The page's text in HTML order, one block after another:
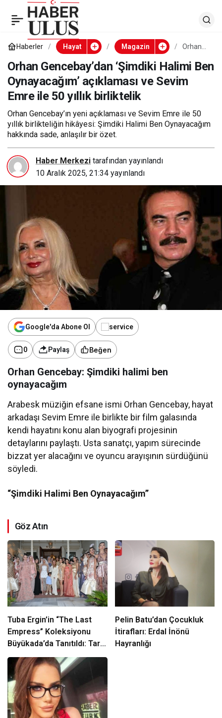
Haberler Hayat Magazin
Orhan
ay’dan
‘Şimdiki
Halimi
Ben
açıklam
ası ve
Sevim
birliktelik
Orhan Gencebay’dan ‘Şimdiki Halimi Ben
Oynayacağım’ açıklaması ve Sevim
Emre ile 50 yıllık birliktelik
Orhan Gencebay’ın yeni açıklaması ve Sevim Emre ile 50
yıllık birlikteliğin hikâyesi: Şimdiki Halimi Ben Oynayacağım
hakkında sade, anlaşılır bir özet.
Haber Merkezi tarafından yayınlandı
10 Aralık 2025, 21:34 yayınlandı
Google'da Abone Ol
0 Paylaş Beğen
Orhan Gencebay: Şimdiki halimi ben
oynayacağım
Arabesk müziğin efsane ismi Orhan Gencebay, hayat
arkadaşı Sevim Emre ile birlikte bir film galasında
kendi hayatını konu alan biyografi projesinin
detaylarını paylaştı. Usta sanatçı, yapım sürecinde
bizzat yer alacağını ve oyuncu arayışının sürdüğünü
söyledi.
“Şimdiki Halimi Ben Oynayacağım”
Göz Atın
Tuba Ergin’in “The Last
Empress” Koleksiyonu
Büyükada’da Tanıtıldı: Tarih
ve Zarafet Buluştu
Pelin Batu’dan Çocukluk
İtirafları: Erdal İnönü
Hayranlığı
Orhan Gencebay’dan
‘Şimdiki Halimi Ben
Oynayacağım’
açıklaması ve Sevim
Emre ile 50 yıllık
birliktelik